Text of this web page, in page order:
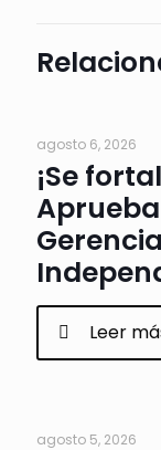
agosto 6, 2026
¡Se
Leer
agosto 5, 2026